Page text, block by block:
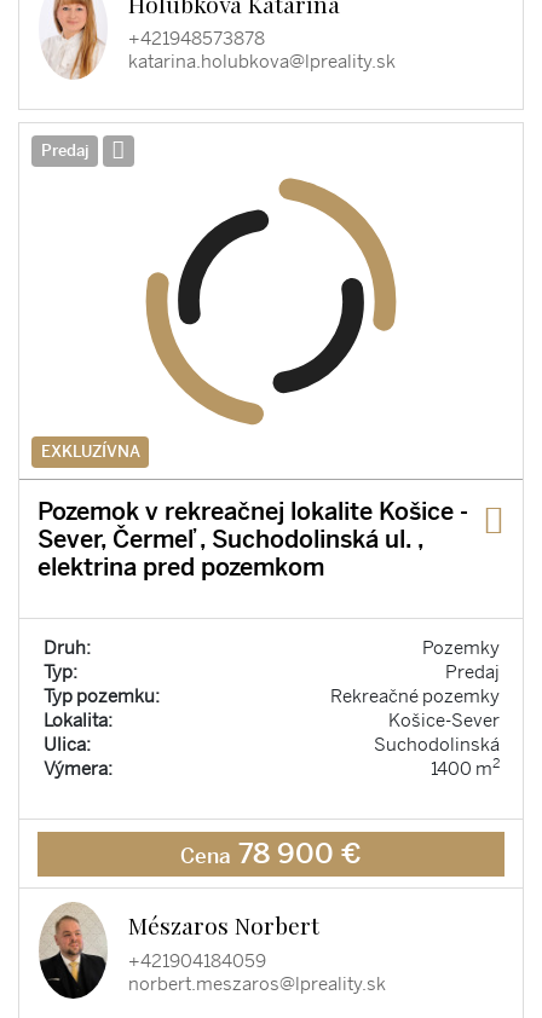
+421948573878
katarina.holubkova@lpreality.sk
Predaj
EXKLUZÍVNA
Pozemok v rekreačnej lokalite Košice -
Sever, Čermeľ , Suchodolinská ul. ,
elektrina pred pozemkom
Druh:
Pozemky
Typ:
Predaj
Typ pozemku:
Rekreačné pozemky
Lokalita:
Košice-Sever
Ulica:
Suchodolinská
Výmera:
1400 m2
Cena 78 900 €
Mészaros Norbert
+421904184059
norbert.meszaros@lpreality.sk